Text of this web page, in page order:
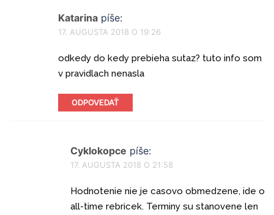
Katarina píše:
17. AUGUSTA 2018 O 19:26
odkedy do kedy prebieha sutaz? tuto info som
v pravidlach nenasla
ODPOVEDAŤ
Cyklokopce píše:
17. AUGUSTA 2018 O 21:58
Hodnotenie nie je casovo obmedzene, ide o
all-time rebricek. Terminy su stanovene len